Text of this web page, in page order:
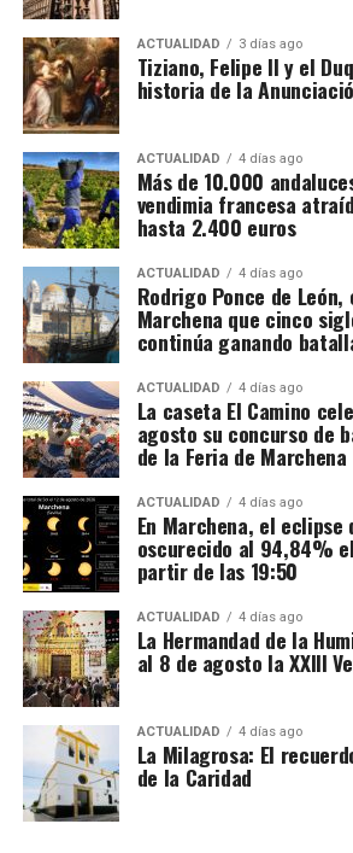
Mientras unos sectores eran
considerarse obstáculos para el
otros quedaban incorporados a las
construcciones.
Precisamente esa incorporación
contribuido a la conservación de
Bellido considera que buena parte
sobrevivido porque quedó
urbanismo posterior.
La dimensión del trabajo policial y
reflejada en otro dato: los
movimientos relacionados con 173
bancarias. A partir de esa
importantes volúmenes de alcohol
depósitos fiscales de otros países
Europea, principalmente Países
destinados posteriormente a
españoles.
El mecanismo investigado
fiscal aplicable a este tipo de
bebidas eran introducidas
investigación denomina
en determinadas fases bajo un
de IVA e impuestos especiales.
transmisiones de la mercancía
sociedades instrumentales dentro
fiscales.
El supuesto fraude se produciría
sociedades que no ingresaban las
correspondientes antes de que el
finalmente a las empresas
artificialmente la carga fiscal,
colocar las bebidas en el mercado
notablemente inferiores a los de
sí cumplían con sus obligaciones
ACTUALIDAD 3 días ago
Tiziano, Felipe II y el
historia de la
ACTUALIDAD 4 días ago
Más de 10.000
vendimia francesa
hasta 2.400 euros
ACTUALIDAD 4 días ago
Rodrigo Ponce de León,
Marchena que cinco
continúa ganando
ACTUALIDAD 4 días ago
La caseta El Camino
agosto su concurso de
de la Feria de Marchena
ACTUALIDAD 4 días ago
En Marchena, el eclipse
oscurecido al 94,84%
partir de las 19:50
ACTUALIDAD 4 días ago
La Hermandad de la
al 8 de agosto la XXIII
ACTUALIDAD 4 días ago
La Milagrosa: El
de la Caridad